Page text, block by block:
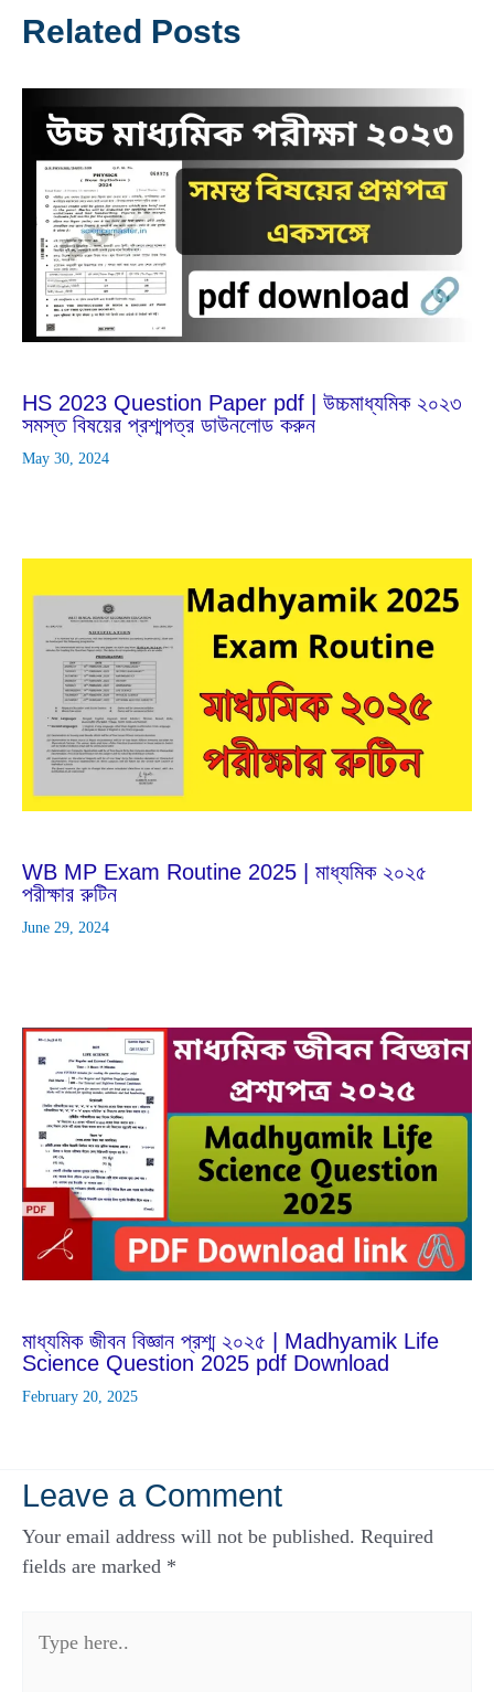
Related Posts
HS 2023 Question Paper pdf | উচ্চমাধ্যমিক ২০২৩
সমস্ত বিষয়ের প্রশ্মপত্র ডাউনলোড করুন
May 30, 2024
WB MP Exam Routine 2025 | মাধ্যমিক ২০২৫
পরীক্ষার রুটিন
June 29, 2024
মাধ্যমিক জীবন বিজ্ঞান প্রশ্ম ২০২৫ | Madhyamik Life
Science Question 2025 pdf Download
February 20, 2025
Leave a Comment
Your email address will not be published. Required
fields are marked *
here..